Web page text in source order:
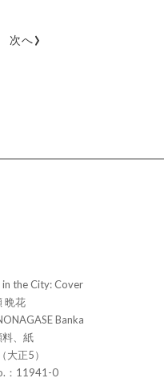
次へ›
in the City: Cover
晩花
Banka
、紙
正5）
：11941-0